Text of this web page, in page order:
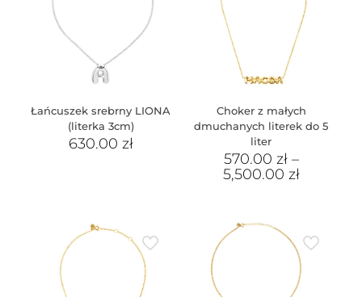
Łańcuszek srebrny LIONA
(literka 3cm)
630.00 zł
Choker z małych
dmuchanych literek do 5
liter
570.00 zł–
5,500.00 zł